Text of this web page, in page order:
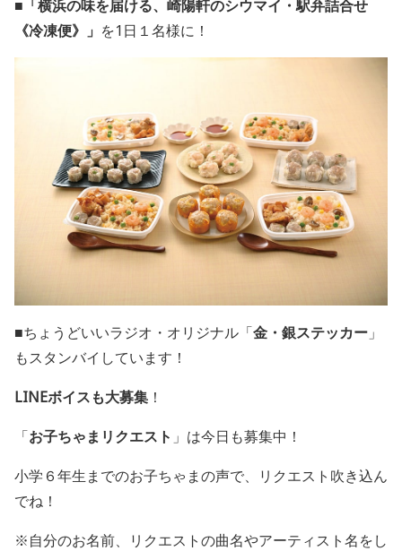
■ 「横浜の味を届ける、崎陽軒のシウマイ・駅弁詰合せ
《冷凍便》」 を1日１名様に！
■ちょうどいいラジオ・オリジナル「金・銀ステッカー 」
もスタンバイしています！
LINEボイスも大募集 ！
「お子ちゃまリクエスト 」は今日も募集中！
小学６年生までのお子ちゃまの声で、リクエスト吹き込ん
でね！
※自分のお名前、リクエストの曲名やアーティスト名をし